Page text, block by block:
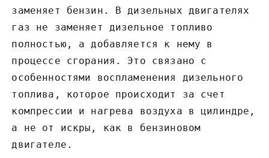
заменяет бензин. В дизельных двигателях
газ не заменяет дизельное топливо
полностью, а добавляется к нему в
процессе сгорания. Это связано с
особенностями воспламенения дизельного
топлива, которое происходит за счет
компрессии и нагрева воздуха в цилиндре,
а не от искры, как в бензиновом
двигателе.